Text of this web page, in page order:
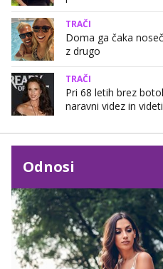
TRAČI
Doma ga čaka
z drugo
TRAČI
Pri 68 letih brez
naravni videz in
Odnosi